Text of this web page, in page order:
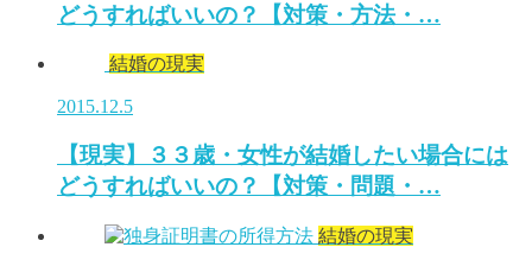
どうすればいいの？【対策・方法・…
結婚の現実
2015.12.5
【現実】３３歳・女性が結婚したい場合には
どうすればいいの？【対策・問題・…
結婚の現実